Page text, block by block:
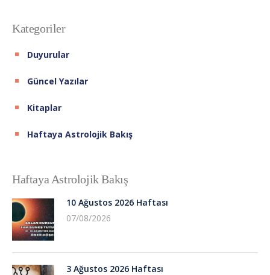
Kategoriler
Duyurular
Güncel Yazılar
Kitaplar
Haftaya Astrolojik Bakış
Haftaya Astrolojik Bakış
10 Ağustos 2026 Haftası
07/08/2026
3 Ağustos 2026 Haftası